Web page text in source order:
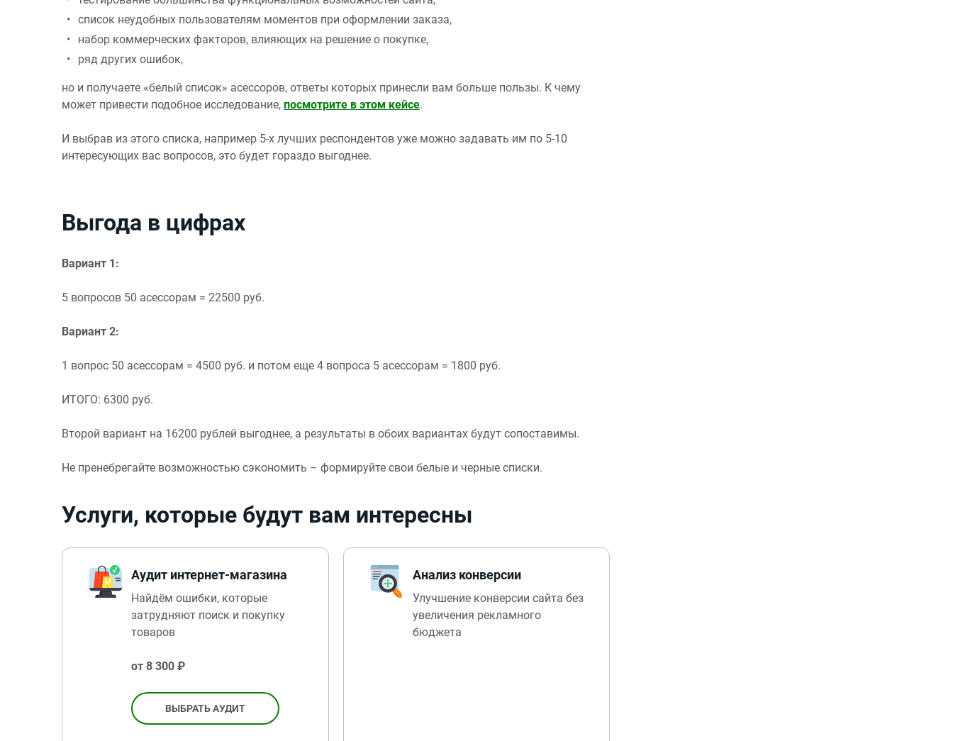
список неудобных пользователям моментов при оформлении заказа,
набор коммерческих факторов, влияющих на решение о покупке,
ряд других ошибок,
но и получаете «белый список» асессоров, ответы которых принесли вам больше пользы. К чему
может привести подобное исследование, посмотрите в этом кейсе.
И выбрав из этого списка, например 5-х лучших респондентов уже можно задавать им по 5-10
интересующих вас вопросов, это будет гораздо выгоднее.
Выгода в цифрах
Вариант 1:
5 вопросов 50 асессорам = 22500 руб.
Вариант 2:
1 вопрос 50 асессорам = 4500 руб. и потом еще 4 вопроса 5 асессорам = 1800 руб.
ИТОГО: 6300 руб.
Второй вариант на 16200 рублей выгоднее, а результаты в обоих вариантах будут сопоставимы.
Не пренебрегайте возможностью сэкономить – формируйте свои белые и черные списки.
Услуги, которые будут вам интересны
Аудит интернет-магазина
Найдём ошибки, которые
затрудняют поиск и покупку
товаров
от 8 300 ₽
ВЫБРАТЬ АУДИТ
Анализ конверсии
Улучшение конверсии сайта без
увеличения рекламного
бюджета